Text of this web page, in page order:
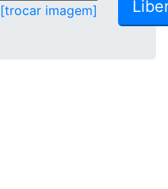
[trocar imagem]